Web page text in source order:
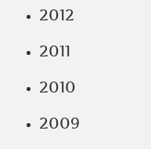
2012
2011
2010
2009